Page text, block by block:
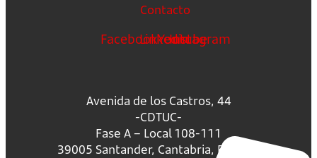
Contacto
FacebookLinkedin
Youtube
Instagram
Avenida de los Castros, 44
-CDTUC-
Fase A – Local 108-111
39005 Santander, Cantabria, España.